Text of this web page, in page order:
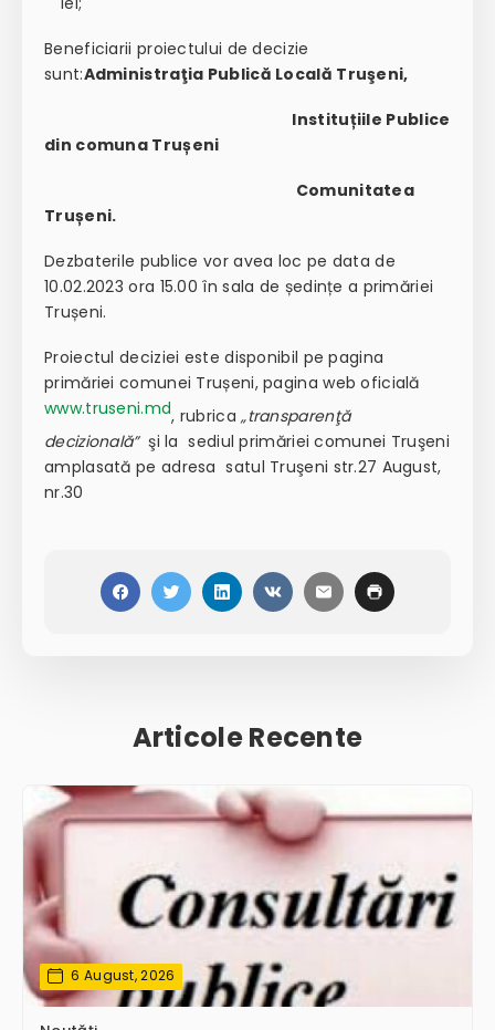
Beneficiarii proiectului de decizie
sunt:Administraţia Publică Locală Truşeni,
Instituțiile Publice
din comuna Trușeni
Comunitatea
Trușeni.
Dezbaterile publice vor avea loc pe data de
10.02.2023 ora 15.00 în sala de ședințe a primăriei
Trușeni.
Proiectul deciziei este disponibil pe pagina
primăriei comunei Trușeni, pagina web oficială
www.truseni.md, rubrica„transparenţă
decizională”şi la sediul primăriei comunei Truşeni
amplasată pe adresa satul Truşeni str.27 August,
nr.30
Articole Recente
6 August, 2026